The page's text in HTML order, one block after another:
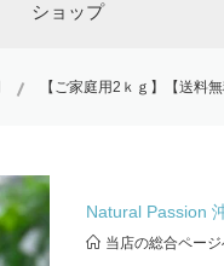
ショップ
【ご家庭用2ｋｇ】【送
Natural Passion
当店の総合ペー